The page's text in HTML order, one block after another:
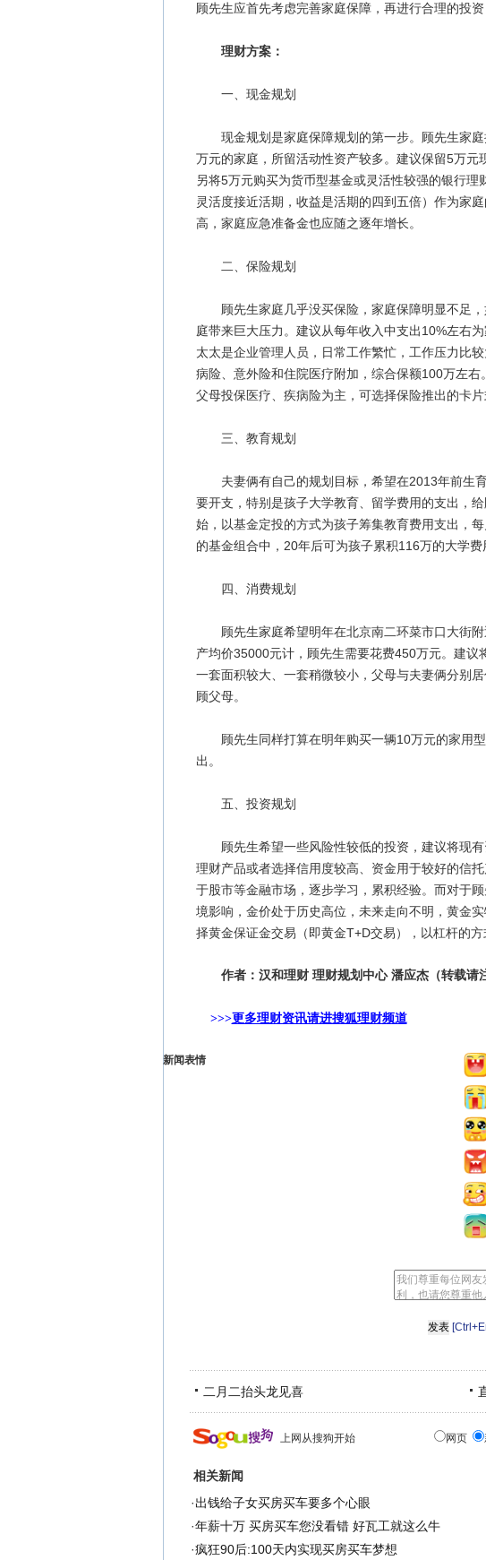
顾先生应首先考虑完善家庭保障，再进行合理的投
理财方案：
一、现金规划
现金规划是家庭保障规划的第一步。顾先生家庭
万元的家庭，所留活动性资产较多。建议保留5万元
另将5万元购买为货币型基金或灵活性较强的银行理
灵活度接近活期，收益是活期的四到五倍）作为家
高，家庭应急准备金也应随之逐年增长。
二、保险规划
顾先生家庭几乎没买保险，家庭保障明显不足，
庭带来巨大压力。建议从每年收入中支出10%左右
太太是企业管理人员，日常工作繁忙，工作压力比
病险、意外险和住院医疗附加，综合保额100万左
父母投保医疗、疾病险为主，可选择保险推出的卡片
三、教育规划
夫妻俩有自己的规划目标，希望在2013年前生
要开支，特别是孩子大学教育、留学费用的支出，
始，以基金定投的方式为孩子筹集教育费用支出，
的基金组合中，20年后可为孩子累积116万的大学费
四、消费规划
顾先生家庭希望明年在北京南二环菜市口大街附
产均价35000元计，顾先生需要花费450万元。建议
一套面积较大、一套稍微较小，父母与夫妻俩分别
顾父母。
顾先生同样打算在明年购买一辆10万元的家用型
出。
五、投资规划
顾先生希望一些风险性较低的投资，建议将现有
理财产品或者选择信用度较高、资金用于较好的信
于股市等金融市场，逐步学习，累积经验。而对于
境影响，金价处于历史高位，未来走向不明，黄金
择黄金保证金交易（即黄金T+D交易），以杠杆的方
作者：汉和理财 理财规划中心 潘应杰（转载请
>>>更多理财资讯请进搜狐理财频道
新闻表情
二月二抬头龙见喜
上网从搜狗开始 网页
相关新闻
·出钱给子女买房买车要多个心眼
·年薪十万 买房买车您没看错 好瓦工就这么牛
·疯狂90后:100天内实现买房买车梦想